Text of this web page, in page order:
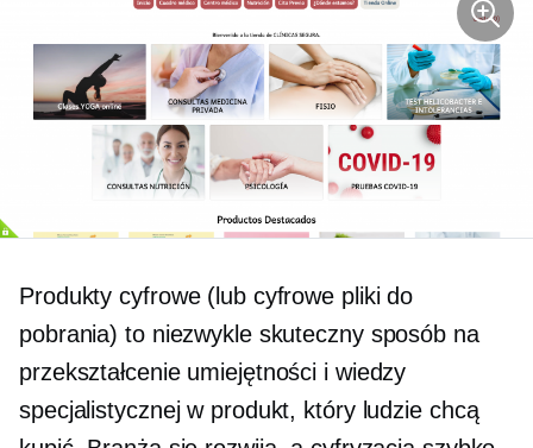
Produkty cyfrowe (lub cyfrowe pliki do
pobrania) to niezwykle skuteczny sposób na
przekształcenie umiejętności i wiedzy
specjalistycznej w produkt, który ludzie chcą